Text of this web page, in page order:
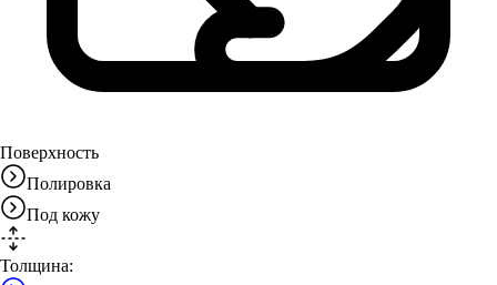
Поверхность
Полировка
Под кожу
Толщина: